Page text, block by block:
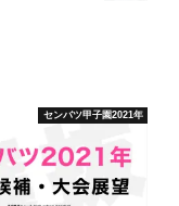
センバツ甲子園2021年